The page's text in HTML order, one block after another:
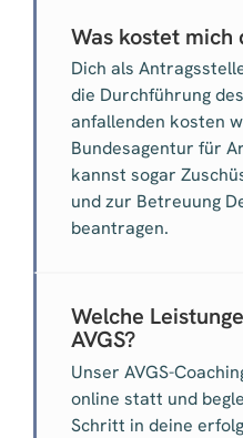
Was kostet mich
Dich als
die Durchführung
anfallenden kosten
Bundesagentur für
kannst sogar
und zur Betreuung
beantragen.
Welche
AVGS?
Unser AVGS-
online statt und
Schritt in deine